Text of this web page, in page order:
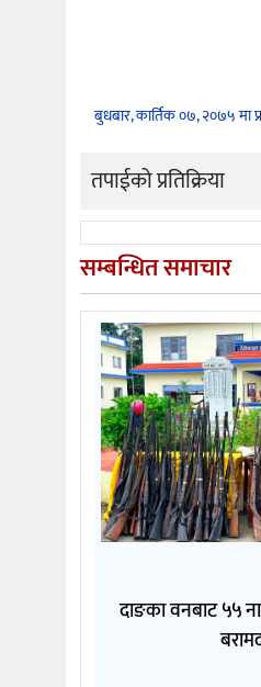
बुधबार, कार्तिक ०७, २०७५ मा
तपाईको प्रतिक्रिया
सम्बन्धित समाचार
दाङका वनबाट ५५